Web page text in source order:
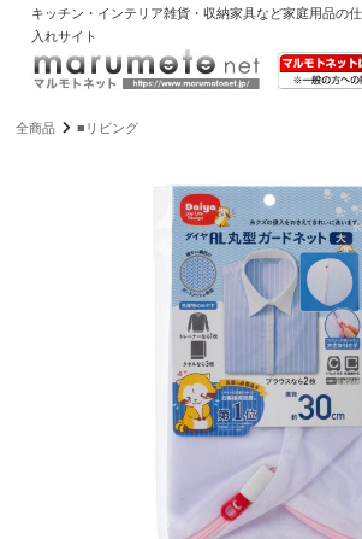
キッチン・インテリア雑貨・収納家具など家庭用品の
入れサイト
全商品 ■リビング